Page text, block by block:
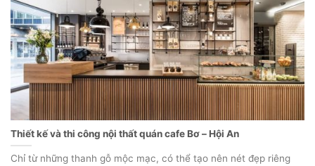
Thiết kế và thi công nội thất quán cafe Bơ – Hội An
Chỉ từ những thanh gỗ mộc mạc, có thể tạo nên nét đẹp riêng